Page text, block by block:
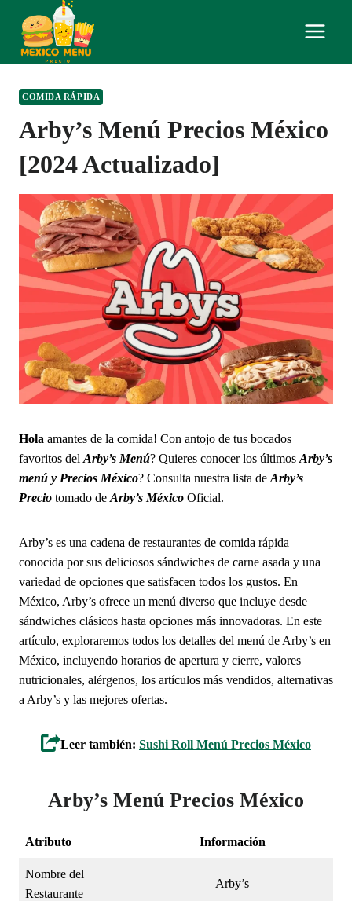
content
COMIDA RÁPIDA
Arby’s Menú Precios México
[2024 Actualizado]
Hola amantes de la comida! Con antojo de tus bocados
favoritos del Arby’s Menú? Quieres conocer los últimos Arby’s
menú y Precios México? Consulta nuestra lista de Arby’s
Precio tomado de Arby’s México Oficial.
Arby’s es una cadena de restaurantes de comida rápida
conocida por sus deliciosos sándwiches de carne asada y una
variedad de opciones que satisfacen todos los gustos. En
México, Arby’s ofrece un menú diverso que incluye desde
sándwiches clásicos hasta opciones más innovadoras. En este
artículo, exploraremos todos los detalles del menú de Arby’s en
México, incluyendo horarios de apertura y cierre, valores
nutricionales, alérgenos, los artículos más vendidos, alternativas
a Arby’s y las mejores ofertas.
Leer también: Sushi Roll Menú Precios México
Arby’s Menú Precios México
Atributo Información
Nombre del
Restaurante
Arby’s